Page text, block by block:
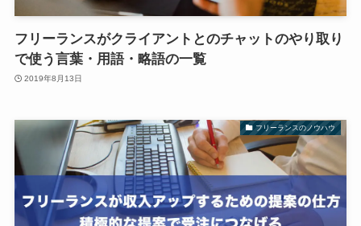
フリーランスがクライアントとのチャットのやり取り
で使う言葉・用語・略語の一覧
2019年8月13日
フリーランスのノウハウ